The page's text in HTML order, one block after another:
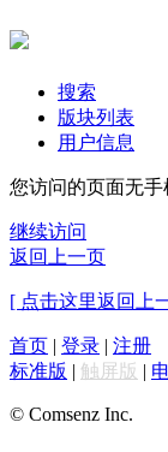
搜索
版块列表
用户信息
您访问的页面无
继续访问
返回上一页
[ 点击这里返回上
首页 | 登录 | 注册
标准版 | 触屏版 |
© Comsenz Inc.